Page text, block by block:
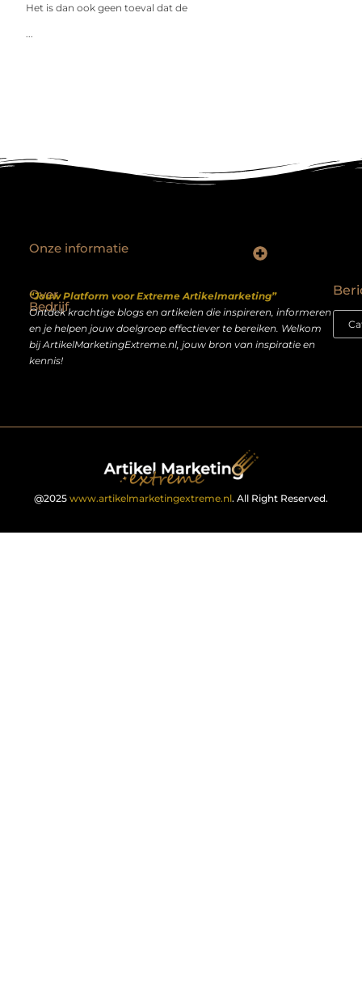
Het is dan ook geen toeval dat de
...
Over
Bedrijf
“Jouw Platform voor Extreme Artikelmarketing”
Ontdek krachtige blogs en artikelen die inspireren, informeren
en je helpen jouw doelgroep effectiever te bereiken. Welkom
bij ArtikelMarketingExtreme.nl, jouw bron van inspiratie en
kennis!
Onze informatie
@2025 www.artikelmarketingextreme.nl. All Right Reserved.